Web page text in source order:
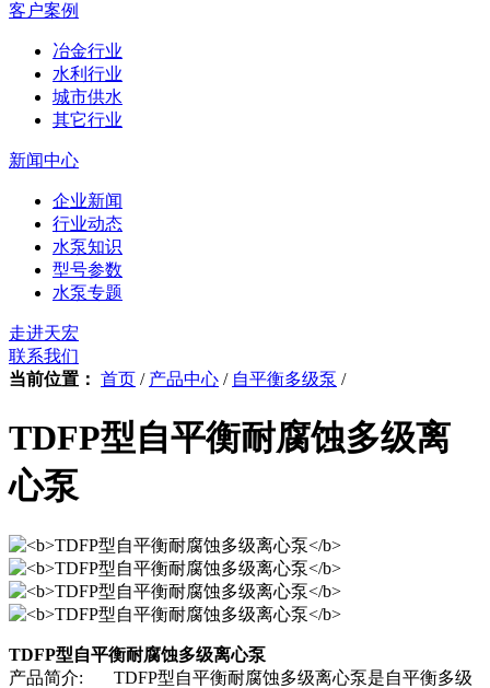
客户案例
冶金行业
水利行业
城市供水
其它行业
新闻中心
企业新闻
行业动态
水泵知识
型号参数
水泵专题
走进天宏
联系我们
当前位置： 首页 / 产品中心 / 自平衡多级泵 /
TDFP型自平衡耐腐蚀多级离
心泵
TDFP型自平衡耐腐蚀多级离心泵
产品简介: TDFP型自平衡耐腐蚀多级离心泵是自平衡多级